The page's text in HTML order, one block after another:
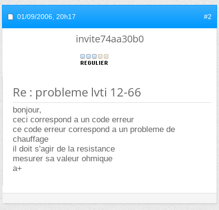
01/09/2006, 20h17 #2
invite74aa30b0
Re : probleme lvti 12-66
bonjour,
ceci correspond a un code erreur
ce code erreur correspond a un probleme de
chauffage
il doit s'agir de la resistance
mesurer sa valeur ohmique
a+